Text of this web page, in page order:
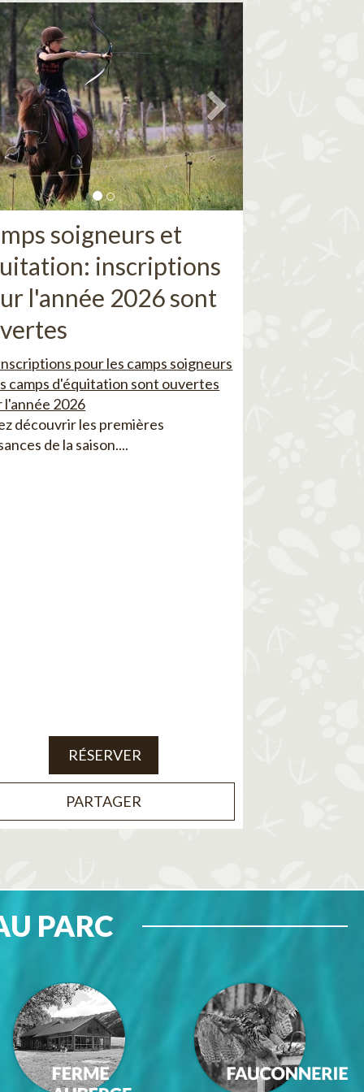
soigneurs et
inscriptions
l'année 2026 sont
pour les camps soigneurs
camps d'équitation sont ouvertes
l'année 2026
découvrir les premières
de la saison....
RÉSERVER
PARTAGER
PARC